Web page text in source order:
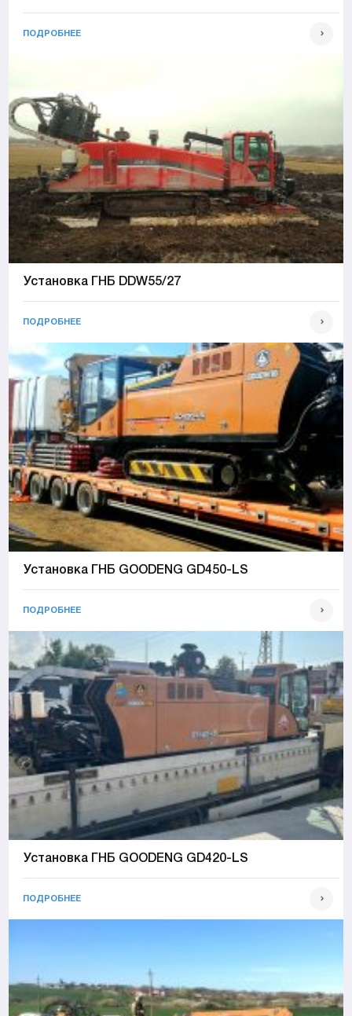
ПОДРОБНЕЕ
Установка ГНБ DDW55/27
ПОДРОБНЕЕ
Установка ГНБ GOODENG GD450-LS
ПОДРОБНЕЕ
Установка ГНБ GOODENG GD420-LS
ПОДРОБНЕЕ